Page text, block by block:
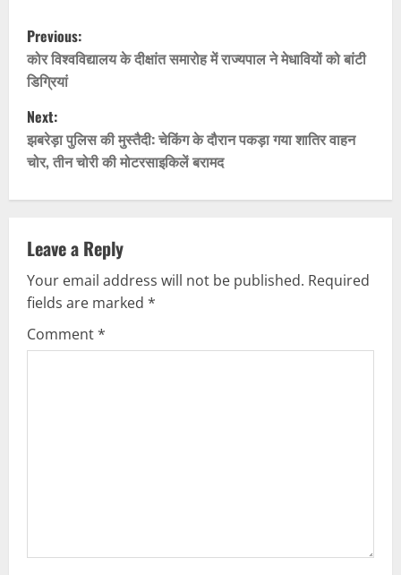
P
o
s
t
n
v
i
g
Previous:
कोर विश्वविद्यालय के दीक्षांत समारोह में राज्यपाल ने मेधावियों को बांटी
डिग्रियां
Next:
झबरेड़ा पुलिस की मुस्तैदी: चेकिंग के दौरान पकड़ा गया शातिर वाहन
चोर, तीन चोरी की मोटरसाइकिलें बरामद
Leave a Reply
Your email address will not be published. Required
fields are marked *
Comment*